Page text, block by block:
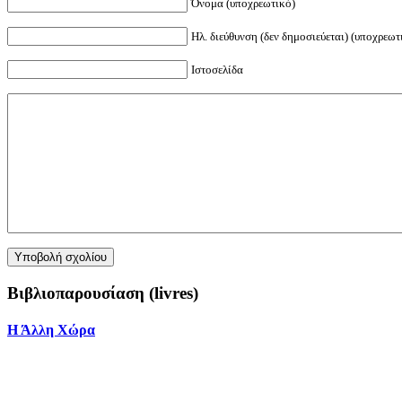
Όνομα (υποχρεωτικό)
Ηλ. διεύθυνση (δεν δημοσιεύεται)
Ιστοσελίδα
Βιβλιοπαρουσίαση (livres)
Η Άλλη Χώρα